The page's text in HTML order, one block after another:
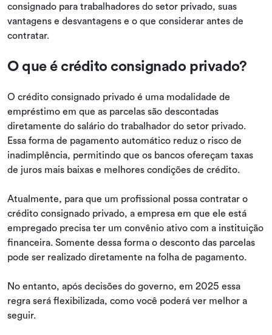
consignado para trabalhadores do setor privado, suas
vantagens e desvantagens e o que considerar antes de
contratar.
O que é crédito consignado privado?
O crédito consignado privado é uma modalidade de
empréstimo em que as parcelas são descontadas
diretamente do salário do trabalhador do setor privado.
Essa forma de pagamento automático reduz o risco de
inadimplência, permitindo que os bancos ofereçam taxas
de juros mais baixas e melhores condições de crédito.
Atualmente, para que um profissional possa contratar o
crédito consignado privado, a empresa em que ele está
empregado precisa ter um convênio ativo com a instituição
financeira. Somente dessa forma o desconto das parcelas
pode ser realizado diretamente na folha de pagamento.
No entanto, após decisões do governo, em 2025 essa
regra será flexibilizada, como você poderá ver melhor a
seguir.